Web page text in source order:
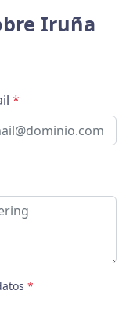
Iruña
*
*